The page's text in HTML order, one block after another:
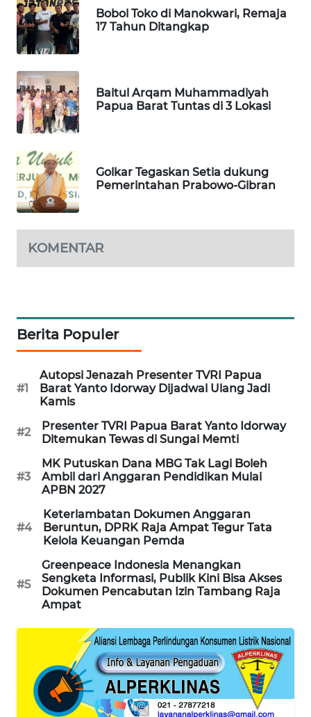
Bobol Toko di Manokwari, Remaja
17 Tahun Ditangkap
Baitul Arqam Muhammadiyah
Papua Barat Tuntas di 3 Lokasi
Golkar Tegaskan Setia dukung
Pemerintahan Prabowo-Gibran
KOMENTAR
Berita Populer
#1
Autopsi Jenazah Presenter TVRI Papua
Barat Yanto Idorway Dijadwal Ulang Jadi
Kamis
#2
Presenter TVRI Papua Barat Yanto Idorway
Ditemukan Tewas di Sungai Memti
#3
MK Putuskan Dana MBG Tak Lagi Boleh
Ambil dari Anggaran Pendidikan Mulai
APBN 2027
#4
Keterlambatan Dokumen Anggaran
Beruntun, DPRK Raja Ampat Tegur Tata
Kelola Keuangan Pemda
#5
Greenpeace Indonesia Menangkan
Sengketa Informasi, Publik Kini Bisa Akses
Dokumen Pencabutan Izin Tambang Raja
Ampat
PORTAL
KONSUMEN
FORWAMKI
ALPERKLINAS
FORJASIDA
TAMBANG
NEWS
NEWS
SIBARAGAS
NEWS
METRO
SIANTAR
NEWS
METRO
MEDAN
NEWS
METRO
JAKARTA
KRT
NEWS
JURNAL
MARITIM